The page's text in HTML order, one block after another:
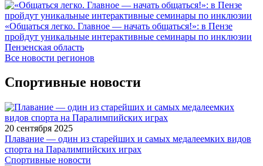
«Общаться легко. Главное — начать общаться!»: в Пензе
пройдут уникальные интерактивные семинары по инклюзии
Пензенская область
Все новости регионов
Спортивные новости
20 сентября 2025
Плавание — один из старейших и самых медалеемких видов
спорта на Паралимпийских играх
Спортивные новости